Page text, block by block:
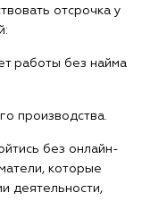
отсрочка у
работы без найма
производства.
без онлайн-
которые
деятельности,